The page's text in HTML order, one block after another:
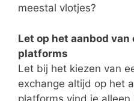
meestal vlotjes?
Let op het aanbod
platforms
Let bij het kiezen van
exchange altijd op het
platforms vind je alleen